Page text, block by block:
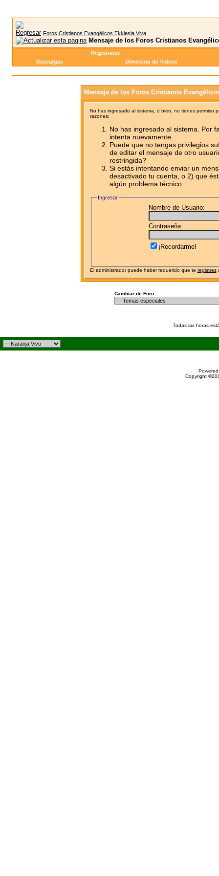
Foros Cristianos Evangélicos Ekklesia Viva
Mensaje de los Foros Cristianos
Registrarse
Descargas
Directorio de Videos
Mensaje de los Foros Cristianos
No has ingresado al sistema, o bien, no tienes permiso
razones:
No has ingresado al sistema. Por
intenta nuevamente.
Puede que no tengas privilegios
de editar el mensaje de otro
restringida?
Si estás intentando enviar un
desactivado tu cuenta, o 2) que
algún problema técnico.
Ingresar
Nombre de Usuario:
Contraseña:
¡Recordarme!
El administrador puede haber requerido que te registres
Cambiar de Foro
Todas las horas
Copyright